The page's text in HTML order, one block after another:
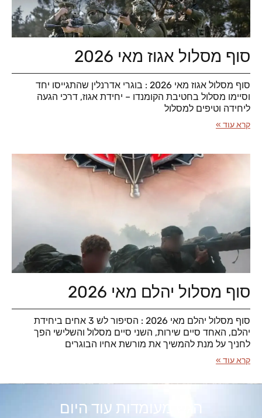
סוף מסלול אגוז מאי 2026
סוף מסלול אגוז מאי 2026 : בוגרי אדרנלין שהתגייסו יחד
וסיימו מסלול בחטיבת הקומנדו – יחידת אגוז, דרכי הגעה
ליחידה וטיפים למסלול
קרא עוד »
סוף מסלול יהלם מאי 2026
סוף מסלול יהלם מאי 2026 : הסיפור לש 3 אחים ביחידת
יהלם, האחד סיים שירות, השני סיים מסלול והשלישי הפך
לחניך על מנת להמשיך את מורשת אחיו הבוגרים
קרא עוד »
הגש מעומדות עוד היום